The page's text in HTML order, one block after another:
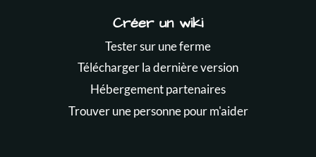
Créer un wiki
Tester sur une ferme
Télécharger la dernière version
Hébergement partenaires
Trouver une personne pour m'aider